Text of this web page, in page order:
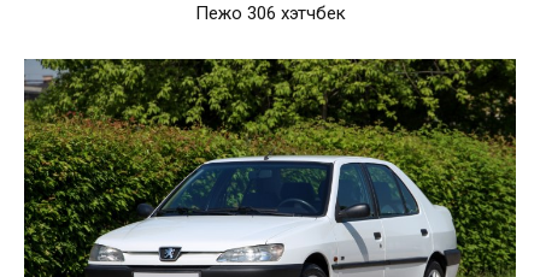
Пежо 306 хэтчбек